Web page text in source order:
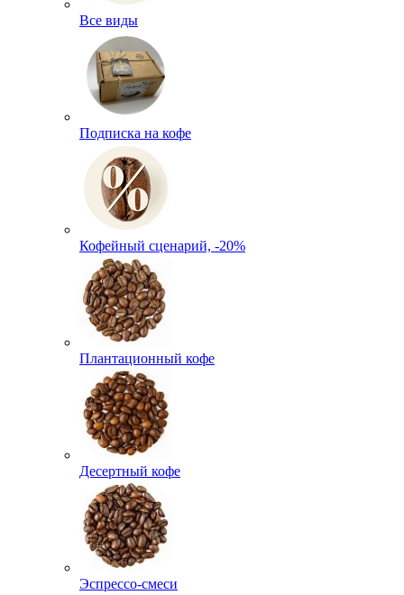
Все виды
Подписка на кофе
Кофейный сценарий, -20%
Плантационный кофе
Десертный кофе
Эспрессо-смеси